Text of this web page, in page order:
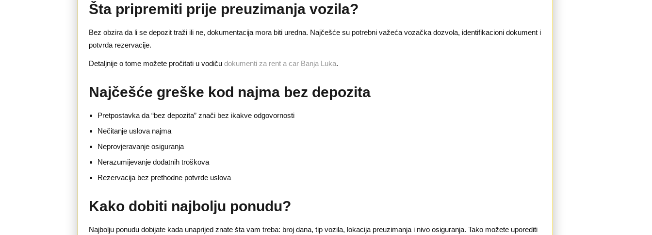
Šta pripremiti prije preuzimanja vozila?
Bez obzira da li se depozit traži ili ne, dokumentacija mora biti uredna. Najčešće su potrebni važeća vozačka dozvola, identifikacioni dokument i
potvrda rezervacije.
Detaljnije o tome možete pročitati u vodiču dokumenti za rent a car Banja Luka.
Najčešće greške kod najma bez depozita
Pretpostavka da “bez depozita” znači bez ikakve odgovornosti
Nečitanje uslova najma
Neprovjeravanje osiguranja
Nerazumijevanje dodatnih troškova
Rezervacija bez prethodne potvrde uslova
Kako dobiti najbolju ponudu?
Najbolju ponudu dobijate kada unaprijed znate šta vam treba: broj dana, tip vozila, lokacija preuzimanja i nivo osiguranja. Tako možete uporediti